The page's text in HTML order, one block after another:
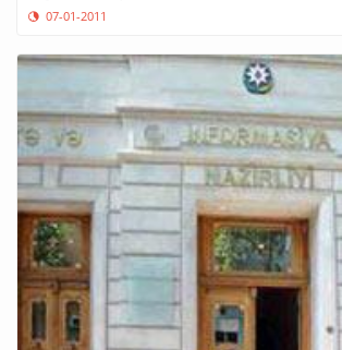
07-01-2011